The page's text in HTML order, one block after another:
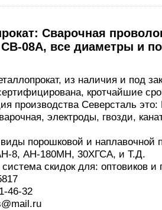
Cварочная
08А, все диаметры и
из наличия и под
кротчайшие
производства Северсталь
электроды, гвозди,
порошковой и наплавочной
8, АН-180МН, 30ХГСА, и Т.Д.
скидок для: оптовиков и
46-32